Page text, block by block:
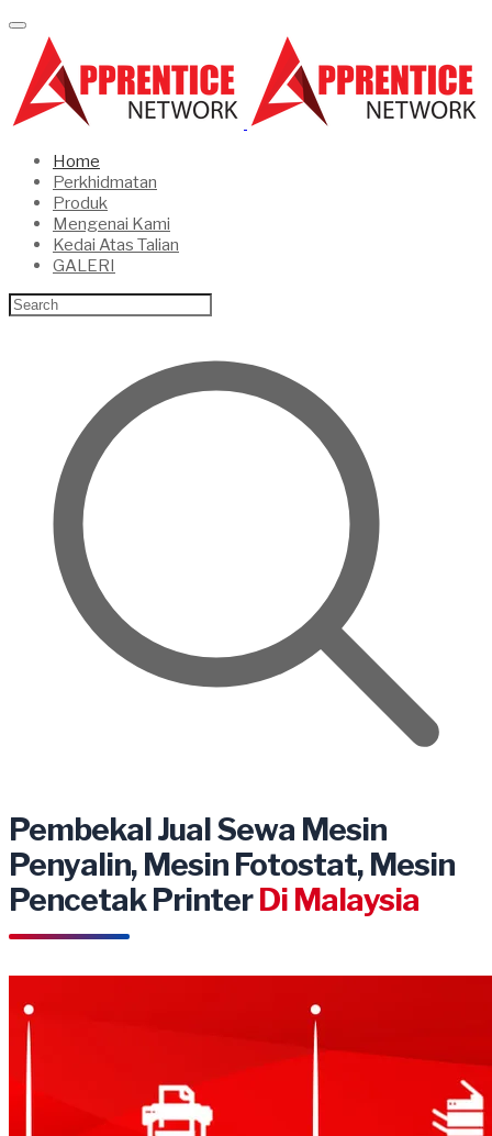
Home
Perkhidmatan
Produk
Mengenai Kami
Kedai Atas Talian
GALERI
Pembekal Jual Sewa Mesin
Penyalin, Mesin Fotostat, Mesin
Pencetak PrinterDi Malaysia